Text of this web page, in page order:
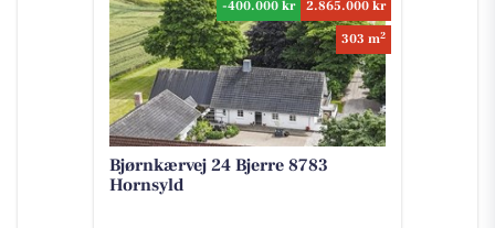
-400.000 kr
2.865.000 kr
303 m2
Bjørnkærvej 24 Bjerre 8783
Hornsyld